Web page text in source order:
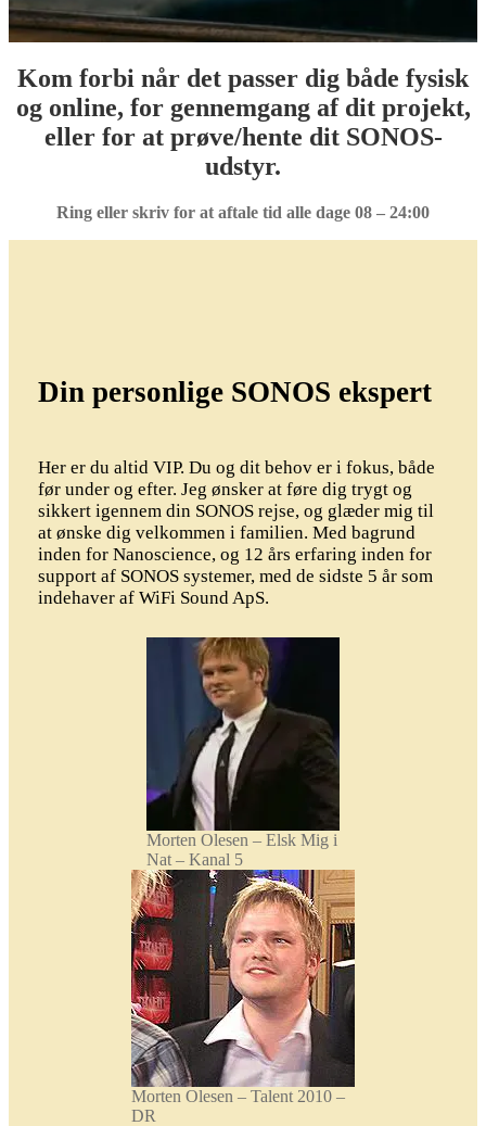
Kom forbi når det passer dig både fysisk
og online, for gennemgang af dit projekt,
eller for at prøve/hente dit SONOS-
udstyr.
Ring eller skriv for at aftale tid alle dage 08 – 24:00
Din personlige SONOS ekspert
Her er du altid VIP. Du og dit behov er i fokus, både
før under og efter. Jeg ønsker at føre dig trygt og
sikkert igennem din SONOS rejse, og glæder mig til
at ønske dig velkommen i familien. Med bagrund
inden for Nanoscience, og 12 års erfaring inden for
support af SONOS systemer, med de sidste 5 år som
indehaver af WiFi Sound ApS.
Morten Olesen – Elsk Mig i
Nat – Kanal 5
Morten Olesen – Talent 2010 –
DR